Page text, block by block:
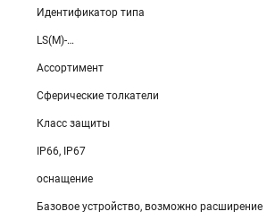
Идентификатор типа
LS(M)-…
Ассортимент
Сферические толкатели
Класс защиты
IP66, IP67
оснащение
Базовое устройство, возможно расширение